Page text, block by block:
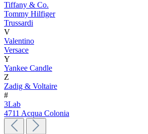
Tiffany & Co.
Tommy Hilfiger
Trussardi
V
Valentino
Versace
Y
Yankee Candle
Z
Zadig & Voltaire
#
3Lab
4711 Acqua Colonia